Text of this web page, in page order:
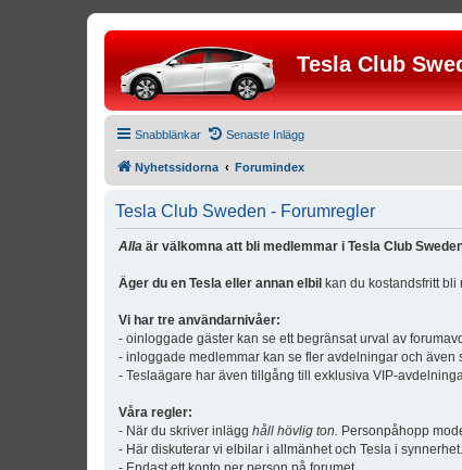
Tesla Club
Snabblänkar Senaste Inlägg
Nyhetssidorna Forumindex
Tesla Club Sweden - Forumregler
Alla är välkomna att bli medlemmar i Tesla Club
Äger du en Tesla eller annan elbil kan du kostandsfritt
Vi har tre användarnivåer:
- oinloggade gäster kan se ett begränsat urval av
- inloggade medlemmar kan se fler avdelningar och även
- Teslaägare har även tillgång till exklusiva VIP-
Våra regler:
- När du skriver inlägg håll hövlig ton. Personpåhopp
- Här diskuterar vi elbilar i allmänhet och Tesla i